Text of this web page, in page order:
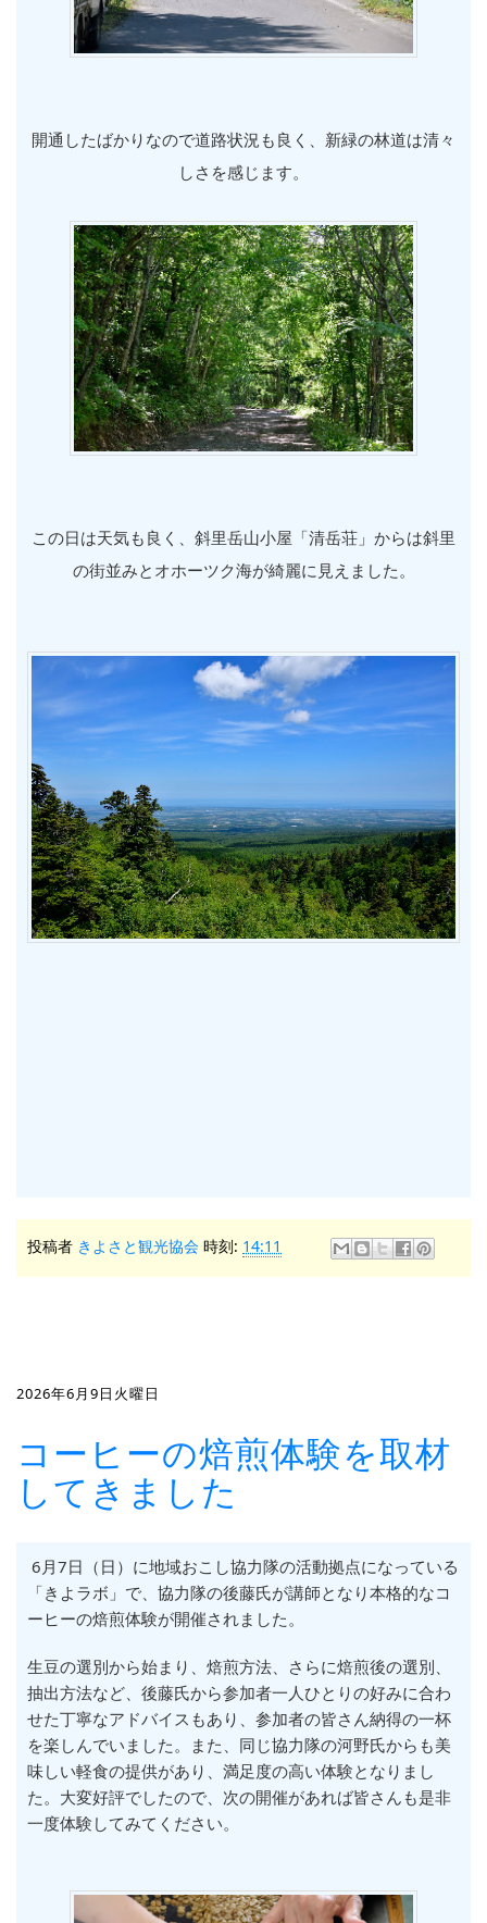
開通したばかりなので道路状況も良く、新緑の林道は清々
しさを感じます。
この日は天気も良く、斜里岳山小屋「清岳荘」からは斜里
の街並みとオホーツク海が綺麗に見えました。
投稿者 きよさと観光協会 時刻: 14:11
2026年6月9日火曜日
コーヒーの焙煎体験を取材
してきました
6月7日（日）に地域おこし協力隊の活動拠点になっている
「きよラボ」で、協力隊の後藤氏が講師となり本格的なコ
ーヒーの焙煎体験が開催されました。
生豆の選別から始まり、焙煎方法、さらに焙煎後の選別、
抽出方法など、後藤氏から参加者一人ひとりの好みに合わ
せた丁寧なアドバイスもあり、参加者の皆さん納得の一杯
を楽しんでいました。また、同じ協力隊の河野氏からも美
味しい軽食の提供があり、満足度の高い体験となりまし
た。大変好評でしたので、次の開催があれば皆さんも是非
一度体験してみてください。